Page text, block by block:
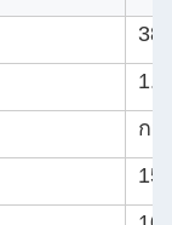
กว้
15